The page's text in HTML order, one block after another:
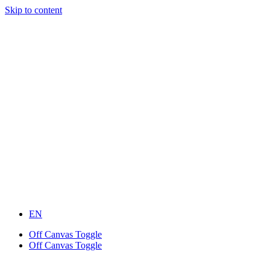
Skip to content
EN
Off Canvas Toggle
Off Canvas Toggle